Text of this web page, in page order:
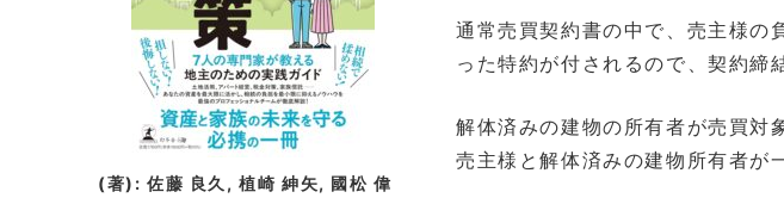
通常売買契約書の中で、売主様の
った特約が付されるので、契約締
解体済みの建物の所有者が売買対
売主様と解体済みの建物所有者が
(著): 佐藤 良久, 植崎 紳矢, 國松 偉